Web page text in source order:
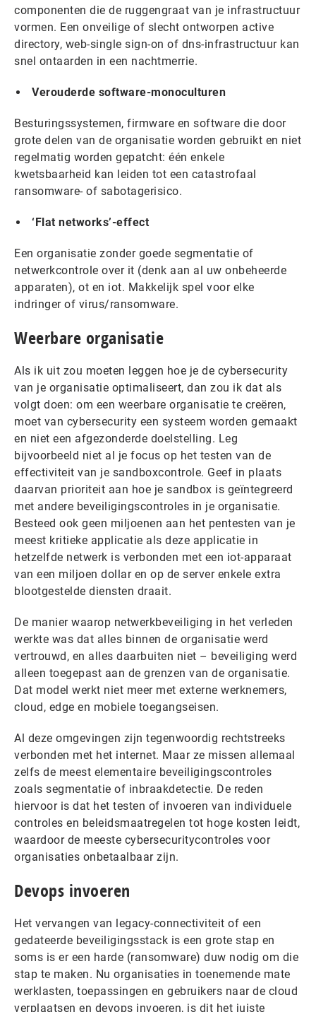
componenten die de ruggengraat van je infrastructuur
vormen. Een onveilige of slecht ontworpen active
directory, web-single sign-on of dns-infrastructuur kan
snel ontaarden in een nachtmerrie.
Verouderde software-monoculturen
Besturingssystemen, firmware en software die door
grote delen van de organisatie worden gebruikt en niet
regelmatig worden gepatcht: één enkele
kwetsbaarheid kan leiden tot een catastrofaal
ransomware- of sabotagerisico.
‘Flat networks’-effect
Een organisatie zonder goede segmentatie of
netwerkcontrole over it (denk aan al uw onbeheerde
apparaten), ot en iot. Makkelijk spel voor elke
indringer of virus/ransomware.
Weerbare organisatie
Als ik uit zou moeten leggen hoe je de cybersecurity
van je organisatie optimaliseert, dan zou ik dat als
volgt doen: om een weerbare organisatie te creëren,
moet van cybersecurity een systeem worden gemaakt
en niet een afgezonderde doelstelling. Leg
bijvoorbeeld niet al je focus op het testen van de
effectiviteit van je sandboxcontrole. Geef in plaats
daarvan prioriteit aan hoe je sandbox is geïntegreerd
met andere beveiligingscontroles in je organisatie.
Besteed ook geen miljoenen aan het pentesten van je
meest kritieke applicatie als deze applicatie in
hetzelfde netwerk is verbonden met een iot-apparaat
van een miljoen dollar en op de server enkele extra
blootgestelde diensten draait.
De manier waarop netwerkbeveiliging in het verleden
werkte was dat alles binnen de organisatie werd
vertrouwd, en alles daarbuiten niet – beveiliging werd
alleen toegepast aan de grenzen van de organisatie.
Dat model werkt niet meer met externe werknemers,
cloud, edge en mobiele toegangseisen.
Al deze omgevingen zijn tegenwoordig rechtstreeks
verbonden met het internet. Maar ze missen allemaal
zelfs de meest elementaire beveiligingscontroles
zoals segmentatie of inbraakdetectie. De reden
hiervoor is dat het testen of invoeren van individuele
controles en beleidsmaatregelen tot hoge kosten leidt,
waardoor de meeste cybersecuritycontroles voor
organisaties onbetaalbaar zijn.
Devops invoeren
Het vervangen van legacy-connectiviteit of een
gedateerde beveiligingsstack is een grote stap en
soms is er een harde (ransomware) duw nodig om die
stap te maken. Nu organisaties in toenemende mate
werklasten, toepassingen en gebruikers naar de cloud
verplaatsen en devops invoeren, is dit het juiste